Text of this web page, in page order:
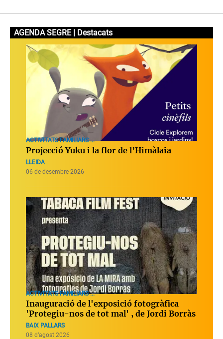
AGENDA SEGRE | Destacats
ACTIVITATS FAMILIARS ...
Projecció Yuku i la flor de l’Himàlaia
LLEIDA
06 de desembre 2026
ACTIVITATS FAMILIARS ...
Inauguració de l'exposició fotogràfica
'Protegiu-nos de tot mal' , de Jordi Borràs
BAIX PALLARS
08 d’agost 2026